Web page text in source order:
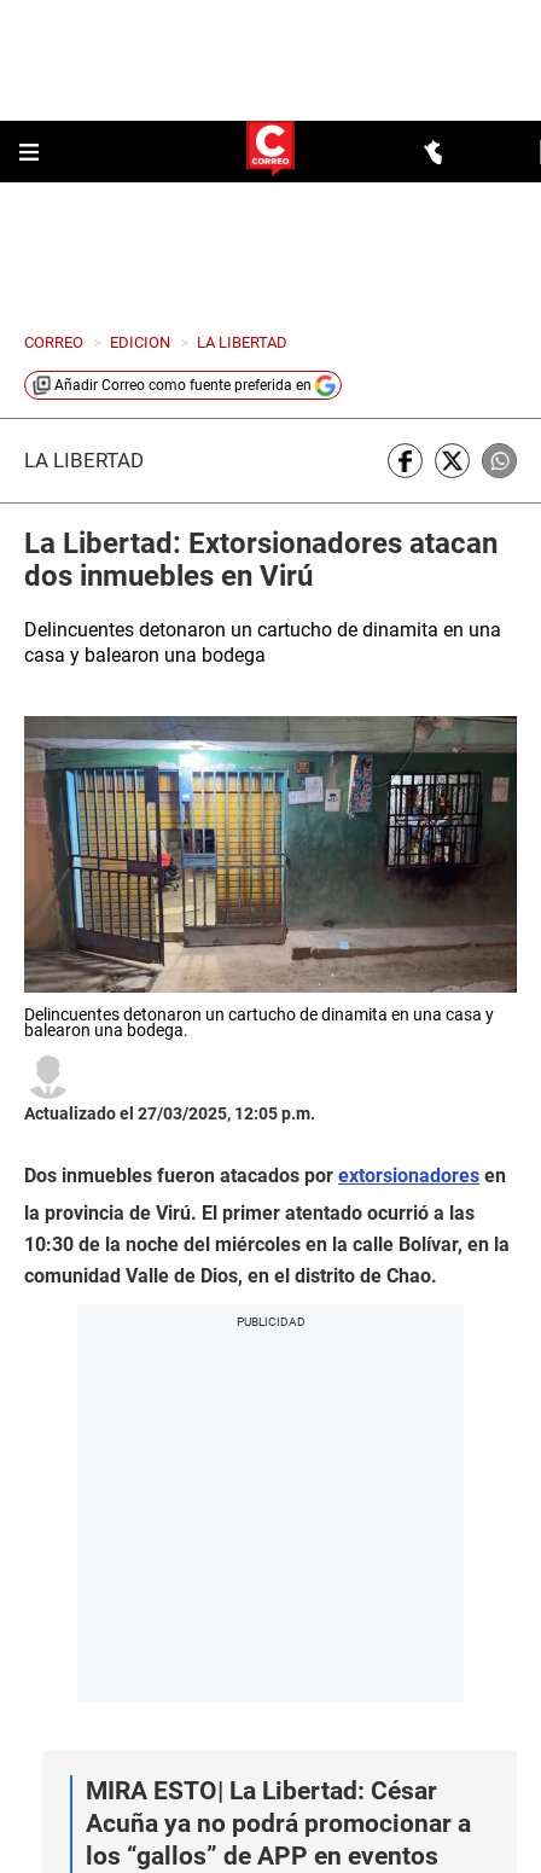
CORREO > EDICION > LA LIBERTAD
Añadir Correo como fuente preferida en
LA LIBERTAD
La Libertad: Extorsionadores atacan
dos inmuebles en Virú
Delincuentes detonaron un cartucho de dinamita en una
casa y balearon una bodega
Delincuentes detonaron un cartucho de dinamita en una casa y
balearon una bodega.
Actualizado el 27/03/2025, 12:05 p.m.
Dos inmuebles fueron atacados por extorsionadores en
la provincia de Virú. El primer atentado ocurrió a las
10:30 de la noche del miércoles en la calle Bolívar, en la
comunidad Valle de Dios, en el distrito de Chao.
MIRA ESTO| La Libertad: César
Acuña ya no podrá promocionar a
los “gallos” de APP en eventos